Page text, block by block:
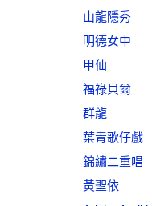
山龍隱秀
明德女中
甲仙
福祿貝爾
群龍
葉青歌仔戲
錦繡二重唱
黃聖依